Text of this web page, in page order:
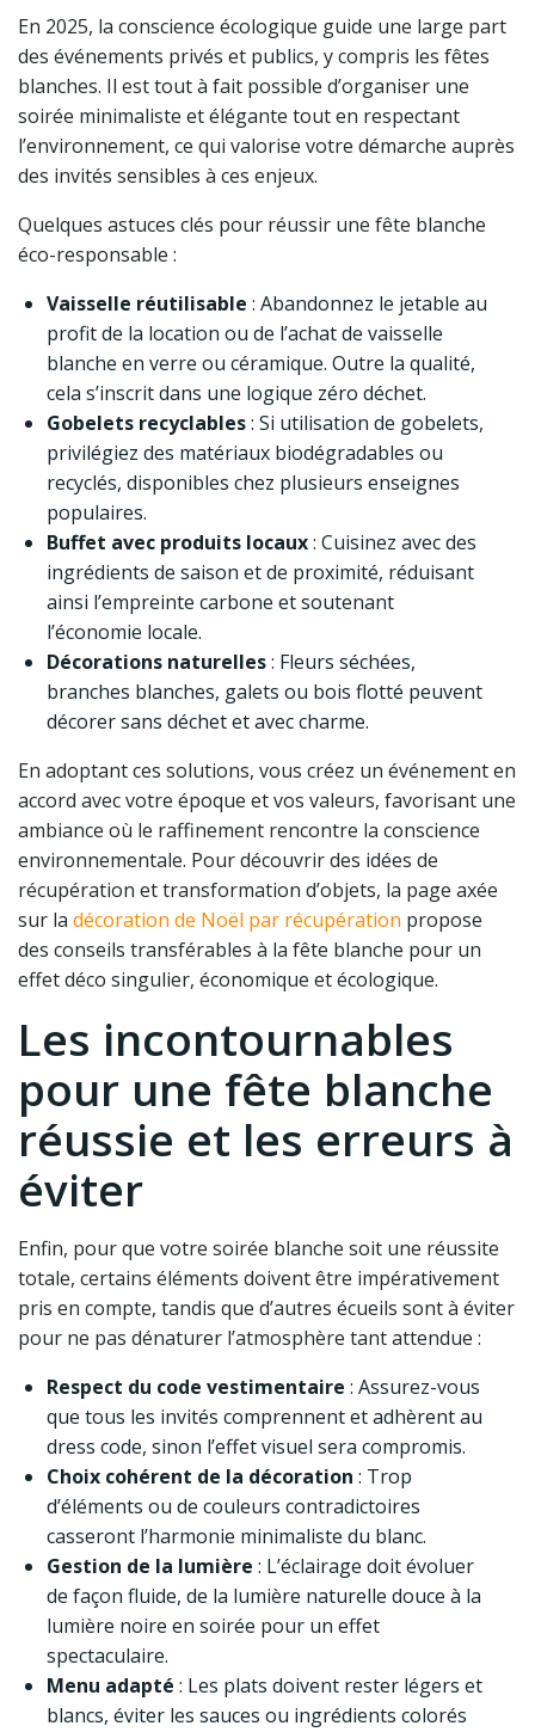
En 2025, la conscience écologique guide une large part
des événements privés et publics, y compris les fêtes
blanches. Il est tout à fait possible d’organiser une
soirée minimaliste et élégante tout en respectant
l’environnement, ce qui valorise votre démarche auprès
des invités sensibles à ces enjeux.
Quelques astuces clés pour réussir une fête blanche
éco-responsable :
Vaisselle réutilisable : Abandonnez le jetable au
profit de la location ou de l’achat de vaisselle
blanche en verre ou céramique. Outre la qualité,
cela s’inscrit dans une logique zéro déchet.
Gobelets recyclables: Si utilisation de gobelets,
privilégiez des matériaux biodégradables ou
recyclés, disponibles chez plusieurs enseignes
populaires.
Buffet avec produits locaux: Cuisinez avec des
ingrédients de saison et de proximité, réduisant
ainsi l’empreinte carbone et soutenant
l’économie locale.
Décorations naturelles: Fleurs séchées,
branches blanches, galets ou bois flotté peuvent
décorer sans déchet et avec charme.
En adoptant ces solutions, vous créez un événement en
accord avec votre époque et vos valeurs, favorisant une
ambiance où le raffinement rencontre la conscience
environnementale. Pour découvrir des idées de
récupération et transformation d’objets, la page axée
sur la décoration de Noël par récupération propose
des conseils transférables à la fête blanche pour un
effet déco singulier, économique et écologique.
Les incontournables
pour une fête blanche
réussie et les erreurs à
éviter
Enfin, pour que votre soirée blanche soit une réussite
totale, certains éléments doivent être impérativement
pris en compte, tandis que d’autres écueils sont à éviter
pour ne pas dénaturer l’atmosphère tant attendue :
Respect du code vestimentaire : Assurez-vous
que tous les invités comprennent et adhèrent au
dress code, sinon l’effet visuel sera compromis.
Choix cohérent de la décoration : Trop
d’éléments ou de couleurs contradictoires
casseront l’harmonie minimaliste du blanc.
Gestion de la lumière : L’éclairage doit évoluer
de façon fluide, de la lumière naturelle douce à la
lumière noire en soirée pour un effet
spectaculaire.
Menu adapté : Les plats doivent rester légers et
blancs, éviter les sauces ou ingrédients colorés